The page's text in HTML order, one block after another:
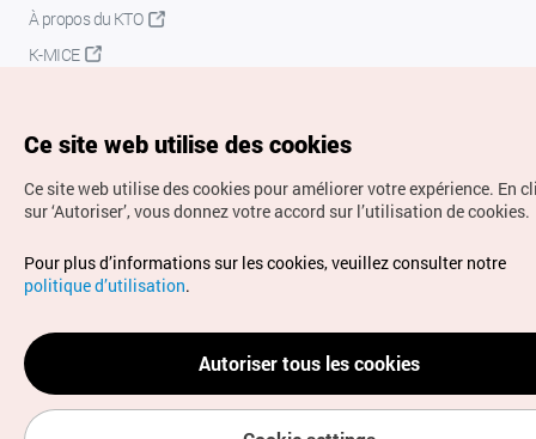
À propos du KTO
K-MICE
Droits d’auteur (c) Office National du Tourisme en Corée.
Tous droits réservés.
Pour les rapports d'erreurs et demandes de renseignements,
adressez vos demandes à
info.ontc@gmail.com
Ce site web utilise des cookies
Ce site web utilise des cookies pour améliorer votre expérience. En
sur ‘Autoriser’, vous donnez votre accord sur l’utilisation de cookies.
Pour plus d’informations sur les cookies, veuillez consulter notre
politique d’utilisation.
Autoriser tous les cookies